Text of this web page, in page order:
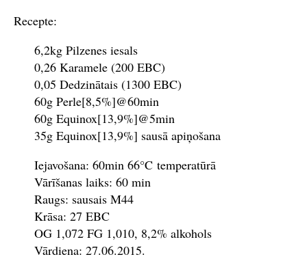
Recepte:
6,2kg Pilzenes iesals
0,26 Karamele (200 EBC)
0,05 Dedzinātais (1300 EBC)
60g Perle[8,5%]@60min
60g Equinox[13,9%]@5min
35g Equinox[13,9%] sausā apiņošana
Iejavošana: 60min 66°C temperatūrā
Vārīšanas laiks: 60 min
Raugs: sausais M44
Krāsa: 27 EBC
OG 1,072 FG 1,010, 8,2% alkohols
Vārdiena: 27.06.2015.